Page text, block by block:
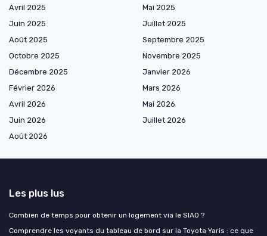
Avril 2025
Mai 2025
Juin 2025
Juillet 2025
Août 2025
Septembre 2025
Octobre 2025
Novembre 2025
Décembre 2025
Janvier 2026
Février 2026
Mars 2026
Avril 2026
Mai 2026
Juin 2026
Juillet 2026
Août 2026
Les plus lus
Combien de temps pour obtenir un logement via le SIAO ?
Comprendre les voyants du tableau de bord sur la Toyota Yaris : ce que